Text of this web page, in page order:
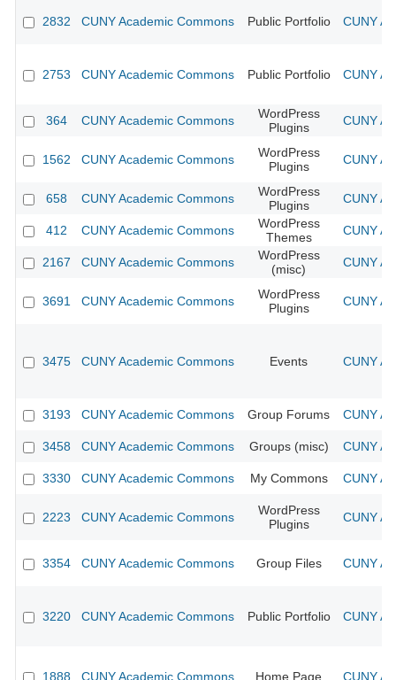
2832 CUNY Academic Commons Public Portfolio CUNY
2753 CUNY Academic Commons Public Portfolio CUNY
364 CUNY Academic Commons
WordPress
Plugins
CUNY
1562 CUNY Academic Commons
WordPress
Plugins
CUNY
658 CUNY Academic Commons
WordPress
Plugins
CUNY
412 CUNY Academic Commons
WordPress
Themes
CUNY
2167 CUNY Academic Commons
WordPress
(misc)
CUNY
3691 CUNY Academic Commons
WordPress
Plugins
CUNY
3475 CUNY Academic Commons Events CUNY
3193 CUNY Academic Commons Group Forums CUNY
3458 CUNY Academic Commons Groups (misc) CUNY
3330 CUNY Academic Commons My Commons CUNY
2223 CUNY Academic Commons
WordPress
Plugins
CUNY
3354 CUNY Academic Commons Group Files CUNY
3220 CUNY Academic Commons Public Portfolio CUNY
1888 CUNY Academic Commons Home Page CUNY